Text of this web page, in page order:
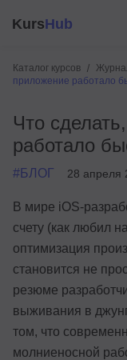
KursHub
Каталог курсов
приложение работало
Что
работало
#БЛОГ 28 апреля
В мире iOS-
счету (как любил
оптимизация
становится не
резюме
выживания в
том, что
молниеносной
Разработка
Маркетинг
Дизайн
Аналитика
Менеджмент